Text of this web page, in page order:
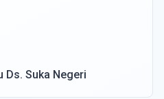
Ds. Suka Negeri